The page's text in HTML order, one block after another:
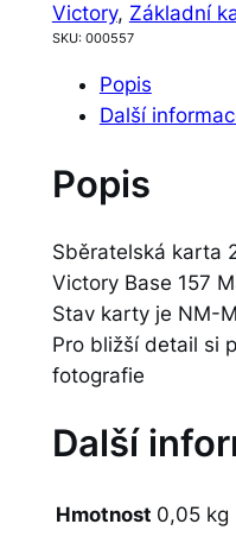
Victory, Základní
SKU: 000557
Popis
Další
Popis
Sběratelská karta
Victory Base 157
Stav karty je NM-
Pro bližší detail si
fotografie
Další
Hmotnost 0,05 kg